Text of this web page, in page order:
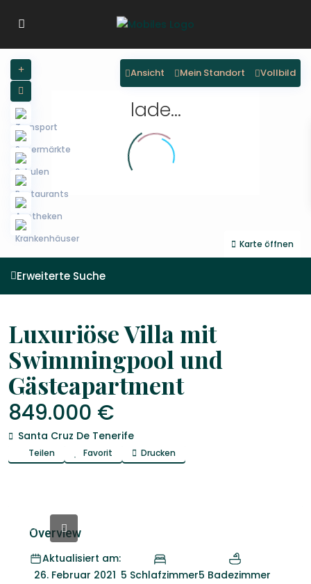
lade...
Karte öffnen
Ansicht Mein Standort Vollbild
Erweiterte Suche
Luxuriöse Villa mit
Swimmingpool und
Gästeapartment
849.000 €
Santa Cruz De Tenerife
Teilen Favorit Drucken
Overview
Aktualisiert am:
26. Februar 2021 5 Schlafzimmer5 Badezimmer